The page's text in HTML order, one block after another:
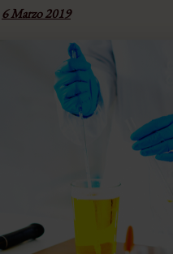
6 Marzo 2019